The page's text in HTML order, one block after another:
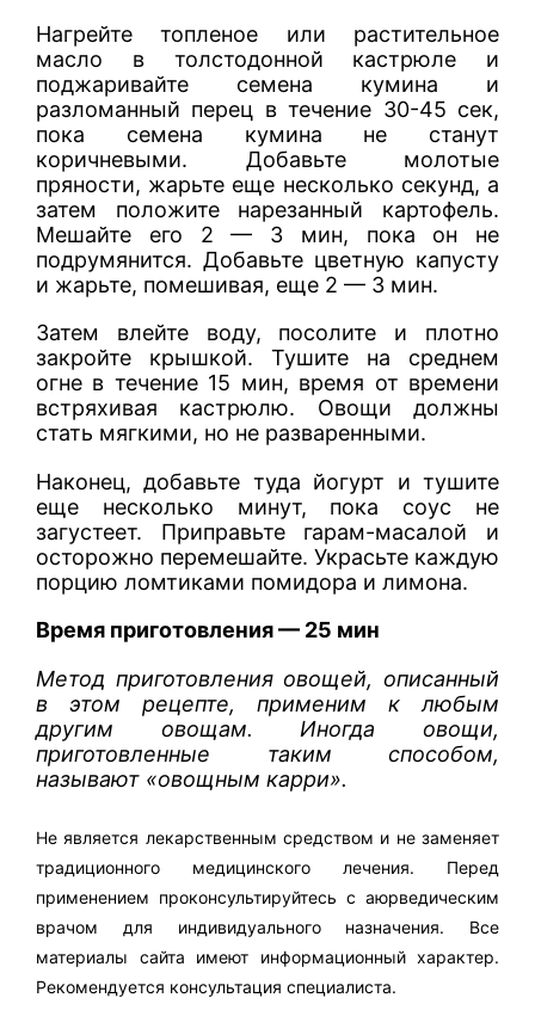
Нагрейте топленое или растительное
масло в толстодонной кастрюле и
поджаривайте семена кумина и
разломанный перец в течение 30-45 сек,
пока семена кумина не станут
коричневыми. Добавьте молотые
пряности, жарьте еще несколько секунд, а
затем положите нарезанный картофель.
Мешайте его 2 — 3 мин, пока он не
подрумянится. Добавьте цветную капусту
и жарьте, помешивая, еще 2 — 3 мин.
Затем влейте воду, посолите и плотно
закройте крышкой. Тушите на среднем
огне в течение 15 мин, время от времени
встряхивая кастрюлю. Овощи должны
стать мягкими, но не разваренными.
Наконец, добавьте туда йогурт и тушите
еще несколько минут, пока соус не
загустеет. Приправьте гарам-масалой и
осторожно перемешайте. Украсьте каждую
порцию ломтиками помидора и лимона.
Время приготовления — 25 мин
Метод приготовления овощей, описанный
в этом рецепте, применим к любым
другим овощам. Иногда овощи,
приготовленные таким способом,
называют «овощным карри».
Не является лекарственным средством и не заменяет
традиционного медицинского лечения. Перед
применением проконсультируйтесь с аюрведическим
врачом для индивидуального назначения. Все
материалы сайта имеют информационный характер.
Рекомендуется консультация специалиста.